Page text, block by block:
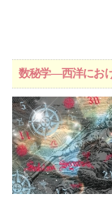
数秘学―西洋にお